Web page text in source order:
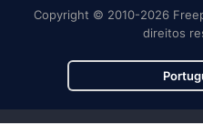
Copyright © 2010-2026
direitos